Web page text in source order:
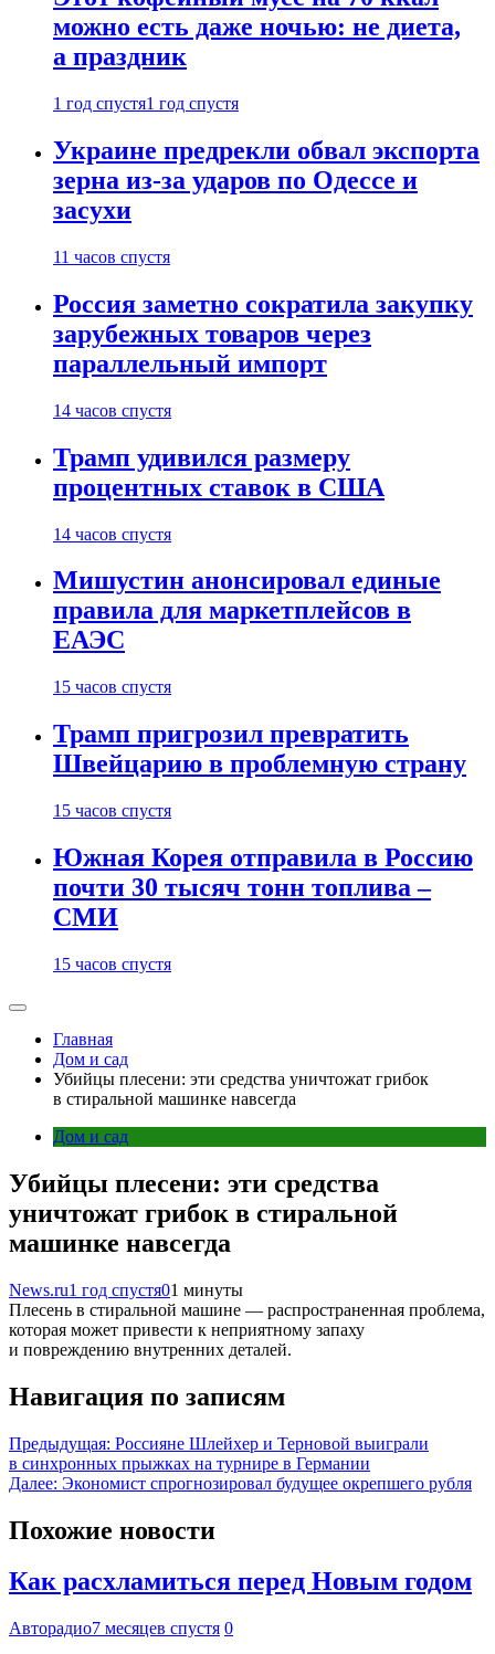
можно есть даже ночью: не диета,
а праздник
1 год спустя1 год спустя
Украине предрекли обвал экспорта
зерна из-за ударов по Одессе и
засухи
11 часов спустя
Россия заметно сократила закупку
зарубежных товаров через
параллельный импорт
14 часов спустя
Трамп удивился размеру
процентных ставок в США
14 часов спустя
Мишустин анонсировал единые
правила для маркетплейсов в
ЕАЭС
15 часов спустя
Трамп пригрозил превратить
Швейцарию в проблемную страну
15 часов спустя
Южная Корея отправила в Россию
почти 30 тысяч тонн топлива –
СМИ
15 часов спустя
Главная
Дом и сад
Убийцы плесени: эти средства уничтожат грибок
в стиральной машинке навсегда
Дом и сад
Убийцы плесени: эти средства
уничтожат грибок в стиральной
машинке навсегда
News.ru1 год спустя01 минуты
Плесень в стиральной машине — распространенная проблема,
которая может привести к неприятному запаху
и повреждению внутренних деталей.
Навигация по записям
Предыдущая: Россияне Шлейхер и Терновой выиграли
в синхронных прыжках на турнире в Германии
Далее: Экономист спрогнозировал будущее окрепшего рубля
Похожие новости
Как расхламиться перед Новым годом
Авторадио7 месяцев спустя 0